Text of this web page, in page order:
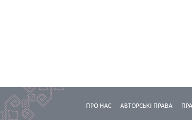
АВТОРСЬКІ ПРАВА
ПРО НАС